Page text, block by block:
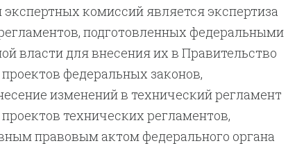
комиссий является экспертиза
подготовленных федеральными
власти для внесения их в Правительство
федеральных законов,
изменений в технический регламент
технических регламентов,
правовым актом федерального органа